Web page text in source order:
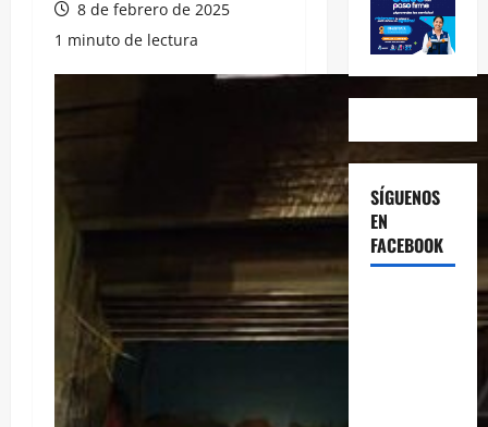
8 de febrero de 2025
1 minuto de lectura
SÍGUENOS
EN
FACEBOOK